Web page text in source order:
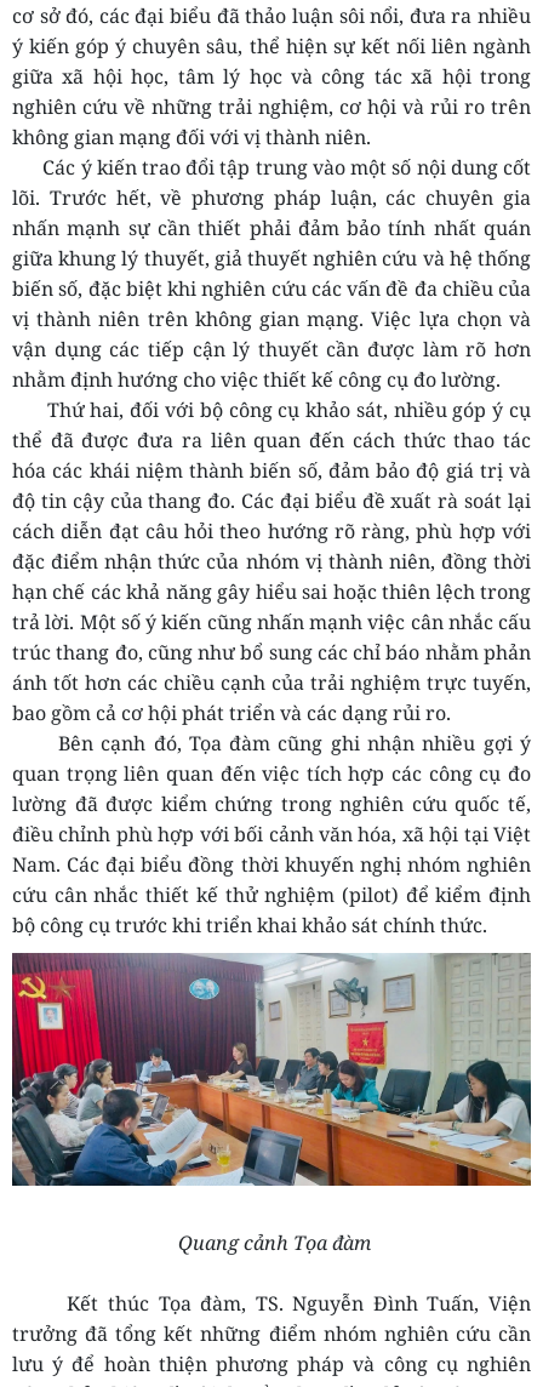
cơ sở đó, các đại biểu đã thảo luận sôi nổi, đưa ra nhiều
ý kiến góp ý chuyên sâu, thể hiện sự kết nối liên ngành
giữa xã hội học, tâm lý học và công tác xã hộitrong
nghiên cứu về những trải nghiệm, cơ hội và rủi ro trên
không gian mạng đối với vị thành niên.
Các ý kiến trao đổi tập trung vào một số nội dung cốt
lõi. Trước hết, về phương pháp luận, các chuyên gia
nhấn mạnh sự cần thiết phải đảm bảo tính nhất quán
giữa khung lý thuyết, giả thuyết nghiên cứu và hệ thống
biến số, đặc biệt khinghiên cứu các vấn đề đa chiều của
vị thành niên trên không gian mạng. Việc lựa chọn và
vận dụng các tiếp cận lý thuyết cần được làm rõ hơn
nhằm định hướng cho việc thiết kế công cụ đo lường.
Thứ hai, đối với bộ công cụ khảo sát, nhiều góp ý cụ
thể đã được đưa ra liên quan đến cách thức thao tác
hóa các khái niệm thành biến số, đảm bảo độ giá trị và
độ tin cậy của thang đo. Các đại biểu đề xuất rà soát lại
cách diễn đạt câu hỏi theo hướng rõ ràng, phù hợp với
đặc điểm nhận thức của nhóm vị thành niên, đồng thời
hạn chế các khả năng gây hiểu sai hoặc thiên lệch trong
trả lời. Một số ý kiến cũng nhấn mạnh việc cân nhắc cấu
trúc thang đo, cũng như bổ sung các chỉ báo nhằm phản
ánh tốt hơn các chiều cạnh của trải nghiệm trực tuyến,
bao gồm cả cơ hội phát triển và các dạng rủi ro.
Bên cạnh đó, Tọa đàm cũng ghi nhận nhiều gợi ý
quan trọng liên quan đến việc tích hợp các công cụ đo
lường đã được kiểm chứng trong nghiên cứu quốc tế,
điều chỉnh phù hợp với bối cảnh văn hóa, xã hội tại Việt
Nam. Các đại biểu đồng thời khuyến nghị nhóm nghiên
cứu cân nhắc thiết kế thử nghiệm (pilot) để kiểm định
bộ công cụ trước khi triển khai khảo sát chính thức.
Quang cảnh Tọa đàm
Kết thúc Tọa đàm, TS. Nguyễn Đình Tuấn, Viện
trưởng đã tổng kết những điểm nhóm nghiên cứu cần
lưu ý để hoàn thiện phương pháp và công cụ nghiên